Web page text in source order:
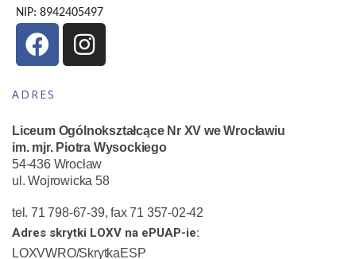
NIP: 8942405497
ADRES
Liceum Ogólnokształcące Nr XV we Wrocławiu
im. mjr. Piotra Wysockiego
54-436 Wrocław
ul. Wojrowicka 58
tel. 71 798-67-39, fax 71 357-02-42
Adres skrytki LOXV na ePUAP-ie:
LOXVWRO/SkrytkaESP